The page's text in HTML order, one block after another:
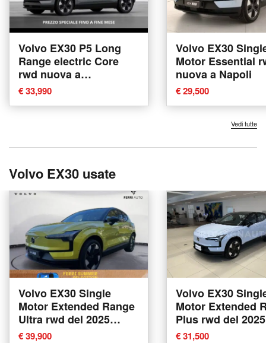
Volvo EX30 P5 Long
Range electric Core
rwd nuova a
Conegliano
€ 33,990
Volvo EX30
Motor Essential
nuova a Napoli
€ 29,500
Vedi tutte
Volvo EX30 usate
Volvo EX30 Single
Motor Extended Range
Ultra rwd del 2025
usata a Tavagnacco
€ 39,900
Volvo EX30
Motor Extended
Plus rwd del
a Forli'
€ 31,500